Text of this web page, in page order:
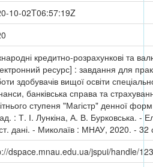
10-02T06:57:19Z
кредитно-розрахункові та
ресурс] : завдання для
здобувачів вищої освіти
банківська справа та
ступеня "Магістр" денної
: Т. І. Лункіна, А. В. Бурковська. -
дані. - Миколаїв : МНАУ, 2020. - 32
dspace.mnau.edu.ua/jspui/handle/